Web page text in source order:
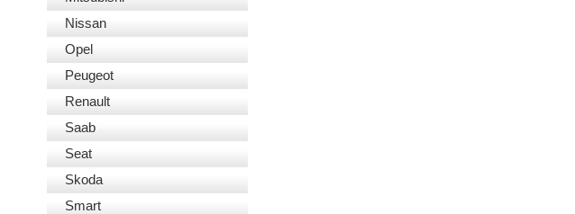
Nissan
Opel
Peugeot
Renault
Saab
Seat
Skoda
Smart